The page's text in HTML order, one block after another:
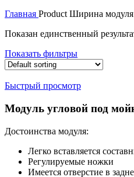
Главная Product Ширина модуля
Показан единственный
Показать фильтры
Быстрый просмотр
Модуль угловой под
Достоинства модуля:
Легко вставляется
Регулируемые ножки
Имеется отверстие в